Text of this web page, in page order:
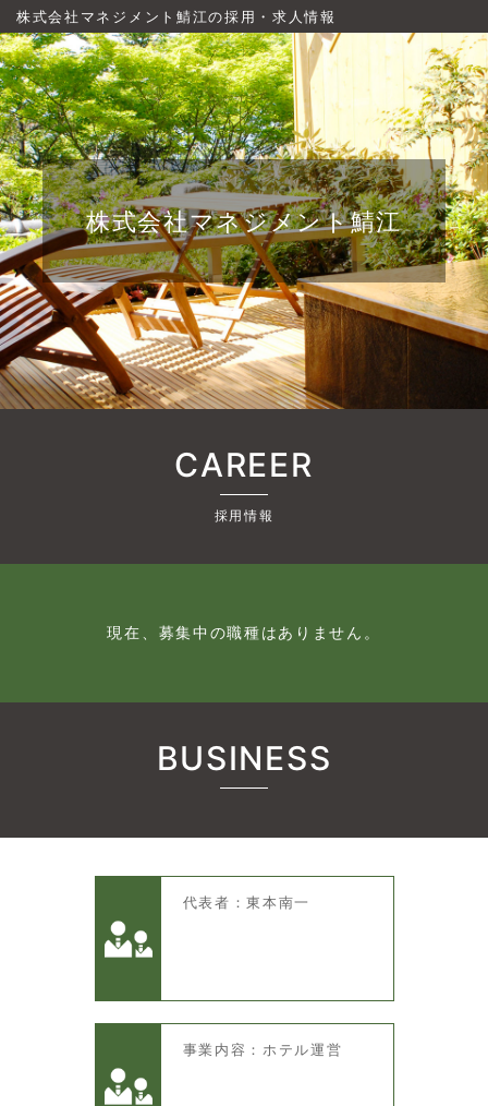
株式会社マネジメント鯖江の採用・求人情報
株式会社マネジメント鯖江
CAREER
採用情報
現在、募集中の職種はありません。
BUSINESS
代表者：東本南一
事業内容：ホテル運営